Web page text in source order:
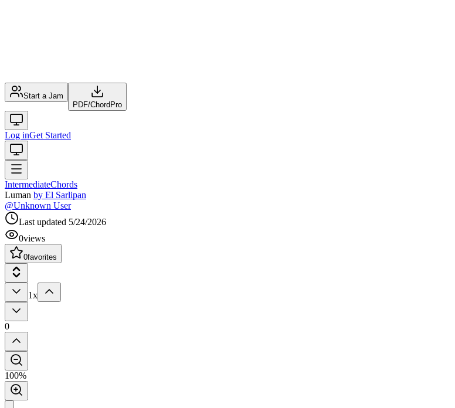
Start a Jam
PDF/ChordPro
Log inGet Started
IntermediateChords
Luman by El Sarlipan
@Unknown User
Last updated 5/24/2026
0views
0favorites
1x
0
100%